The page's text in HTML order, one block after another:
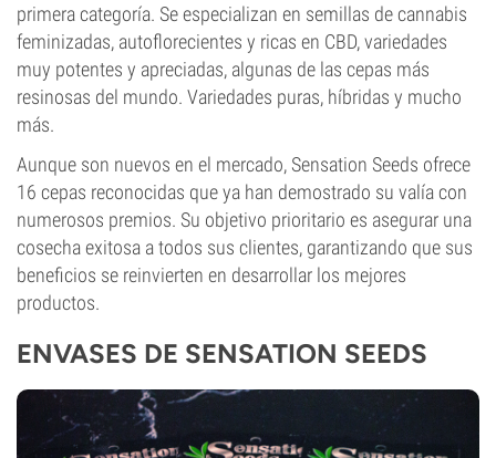
primera categoría. Se especializan en semillas de cannabis
feminizadas, autoflorecientes y ricas en CBD, variedades
muy potentes y apreciadas, algunas de las cepas más
resinosas del mundo. Variedades puras, híbridas y mucho
más.
Aunque son nuevos en el mercado, Sensation Seeds ofrece
16 cepas reconocidas que ya han demostrado su valía con
numerosos premios. Su objetivo prioritario es asegurar una
cosecha exitosa a todos sus clientes, garantizando que sus
beneficios se reinvierten en desarrollar los mejores
productos.
ENVASES DE SENSATION SEEDS